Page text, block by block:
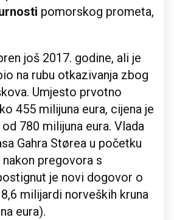
pomorskog prometa,
još 2017. godine, ali je
na rubu otkazivanja zbog
Umjesto prvotno
455 milijuna eura, cijena je
780 milijuna eura. Vlada
Gahra Størea u početku
pregovora s
je novi dogovor o
milijardi norveških kruna
eura).